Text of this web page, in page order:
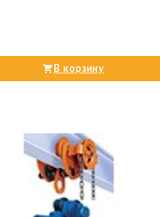
В корзину